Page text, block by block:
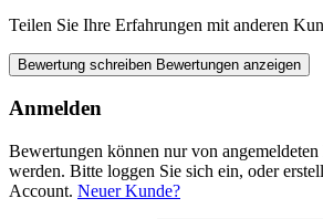
Teilen Sie Ihre Erfahrungen mit anderen
Bewertung schreiben Bewertungen anzeigen
Anmelden
Bewertungen können nur von angemeldeten
werden. Bitte loggen Sie sich ein, oder
Account. Neuer Kunde?